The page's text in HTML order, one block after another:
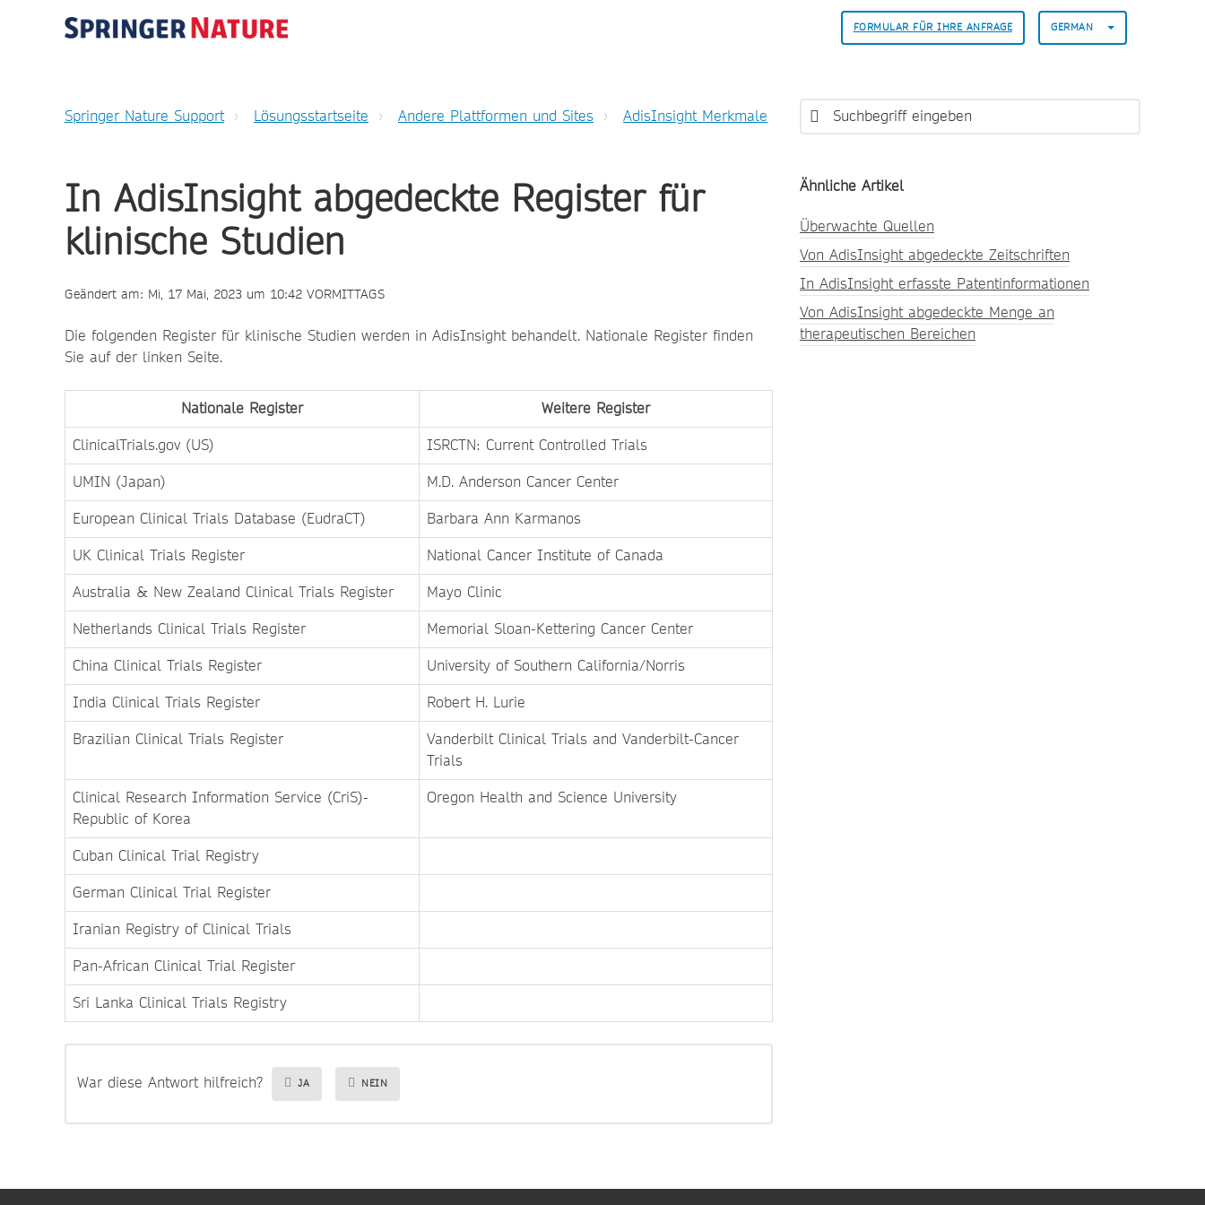
FORMULAR FÜR IHRE ANFRAGE GERMAN
Springer Nature Support Lösungsstartseite Andere Plattformen und Sites AdisInsight Merkmale
In AdisInsight abgedeckte Register für
klinische Studien
Geändert am: Mi, 17 Mai, 2023 um 10:42 VORMITTAGS
Die folgenden Register für klinische Studien werden in AdisInsight behandelt. Nationale Register finden
Sie auf der linken Seite.
Nationale Register
Weitere Register
ClinicalTrials.gov (US)
ISRCTN: Current Controlled Trials
UMIN (Japan)
M.D. Anderson Cancer Center
European Clinical Trials Database (EudraCT)
Barbara Ann Karmanos
UK Clinical Trials Register
National Cancer Institute of Canada
Australia & New Zealand Clinical Trials Register
Mayo Clinic
Netherlands Clinical Trials Register
Memorial Sloan-Kettering Cancer Center
China Clinical Trials Register
University of Southern California/Norris
India Clinical Trials Register
Robert H. Lurie
Brazilian Clinical Trials Register
Vanderbilt Clinical Trials and Vanderbilt-Cancer
Trials
Clinical Research Information Service (CriS)-
Republic of Korea
Oregon Health and Science University
Cuban Clinical Trial Registry
German Clinical Trial Register
Iranian Registry of Clinical Trials
Pan-African Clinical Trial Register
Sri Lanka Clinical Trials Registry
War diese Antwort hilfreich? JA NEIN
Ähnliche Artikel
Überwachte Quellen
Von AdisInsight abgedeckte Zeitschriften
In AdisInsight erfasste Patentinformationen
Von AdisInsight abgedeckte Menge an
therapeutischen Bereichen